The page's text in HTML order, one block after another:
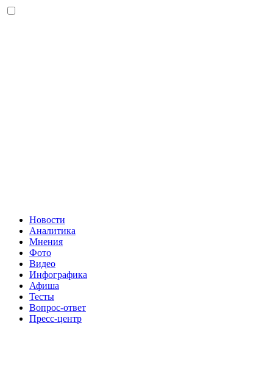
Новости
Аналитика
Мнения
Фото
Видео
Инфографика
Афиша
Тесты
Вопрос-ответ
Пресс-центр